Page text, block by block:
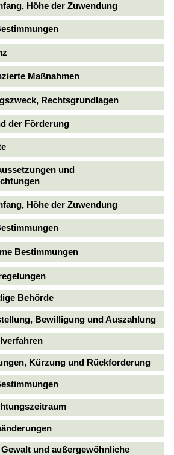
Höhe der Zuwendung
Maßnahmen
Rechtsgrundlagen
der Förderung
und
Höhe der Zuwendung
Bestimmungen
Behörde
Bewilligung und Auszahlung
Kürzung und Rückforderung
Gewalt und außergewöhnliche